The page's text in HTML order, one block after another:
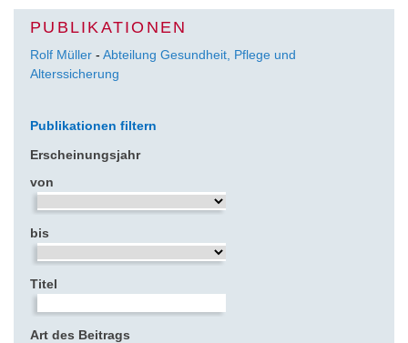
PUBLIKATIONEN
Rolf Müller - Abteilung Gesundheit, Pflege und
Alterssicherung
Publikationen filtern
Erscheinungsjahr
von
bis
Titel
Art des Beitrags